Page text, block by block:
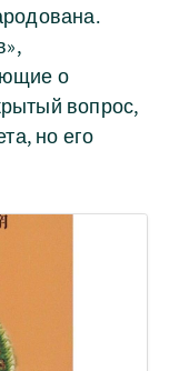
о
вопрос,
но его